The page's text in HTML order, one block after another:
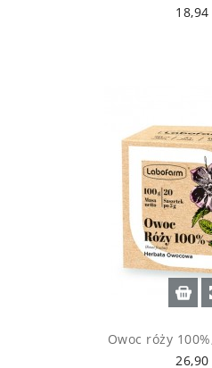
18,94
Owoc róży
26,90